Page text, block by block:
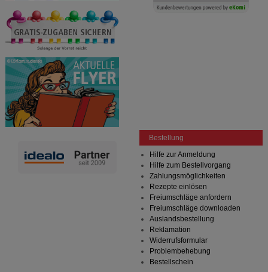
Bestellung
Hilfe zur Anmeldung
Hilfe zum Bestellvorgang
Zahlungsmöglichkeiten
Rezepte einlösen
Freiumschläge anfordern
Freiumschläge downloaden
Auslandsbestellung
Reklamation
Widerrufsformular
Problembehebung
Bestellschein